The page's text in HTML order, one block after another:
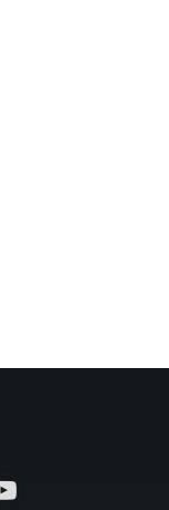
YouTube